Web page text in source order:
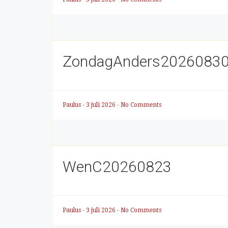
Paulus - 3 juli 2026 - No Comments
WenC20260823
Paulus - 3 juli 2026 - No Comments